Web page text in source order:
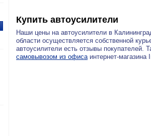
Купить автоусилители
Наши цены на автоусилители в
области осуществляется собственной
автоусилители есть отзывы покупателей.
самовывозом из офисаинтернет-магазина